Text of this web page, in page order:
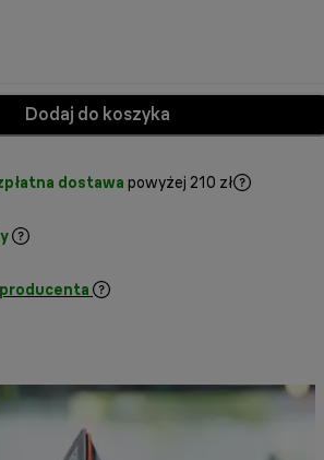
Dodaj do koszyka
dostawa powyżej 210 zł